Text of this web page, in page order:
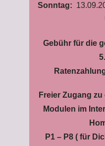
Sonntag:
Gebühr für die
Freier Zugang
Modulen im
P1 – P8 ( für